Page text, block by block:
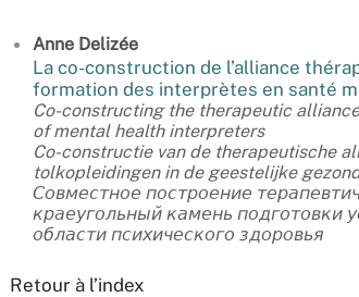
Anne Delizée
La co-construction de l’alliance
formation des interprètes en santé
Co-constructing the therapeutic
of mental health interpreters
Co-constructie van de therapeutische
tolkopleidingen in de geestelijke
Совместное построение
краеугольный камень подготовки
области психического здоровья
Retour à l’index